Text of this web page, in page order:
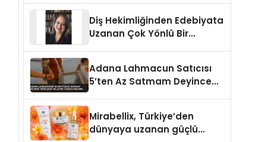
Diş Hekimliğinden Edebiyata
Uzanan Çok Yönlü Bir
Adana Lahmacun Satıcısı
5’ten Az Satmam Deyince
Mirabellix, Türkiye’den
dünyaya uzanan güçlü